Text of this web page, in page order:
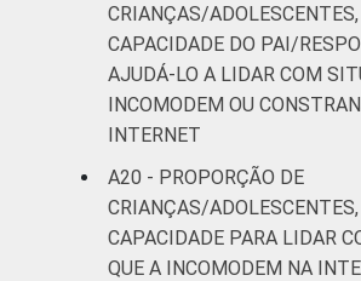
CRIANÇAS/
CAPACIDADE DO PAI/
AJUDÁ-LO A LIDAR COM
INCOMODEM OU
INTERNET
A20 - PROPORÇÃO DE
CRIANÇAS/
CAPACIDADE PARA LIDAR
QUE A INCOMODEM NA